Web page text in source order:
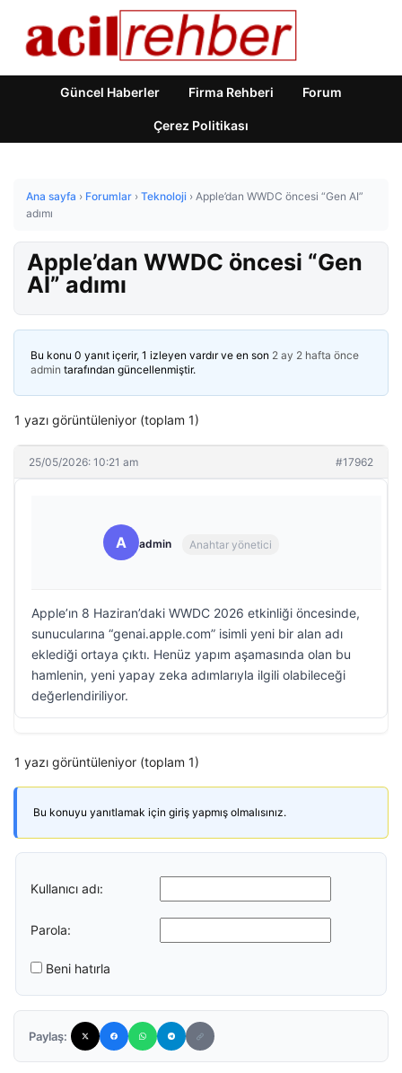
Güncel Haberler Firma Rehberi Forum
Çerez Politikası
Ana sayfa › Forumlar › Teknoloji › Apple’dan WWDC öncesi “Gen AI”
adımı
Apple’dan WWDC öncesi “Gen
AI” adımı
Bu konu 0 yanıt içerir, 1 izleyen vardır ve en son 2 ay 2 hafta önce
admin tarafından güncellenmiştir.
1 yazı görüntüleniyor (toplam 1)
25/05/2026: 10:21 am #17962
A admin Anahtar yönetici
Apple’ın 8 Haziran’daki WWDC 2026 etkinliği öncesinde,
sunucularına “genai.apple.com” isimli yeni bir alan adı
eklediği ortaya çıktı. Henüz yapım aşamasında olan bu
hamlenin, yeni yapay zeka adımlarıyla ilgili olabileceği
değerlendiriliyor.
1 yazı görüntüleniyor (toplam 1)
Bu konuyu yanıtlamak için giriş yapmış olmalısınız.
Kullanıcı adı:
Parola:
Beni hatırla
Paylaş: